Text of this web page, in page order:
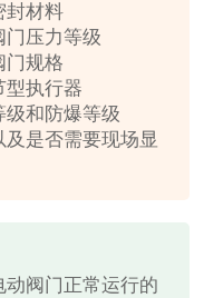
封材料
门压力等级
门规格
型执行器
级和防爆等级
是否需要现场显
阀门正常运行的